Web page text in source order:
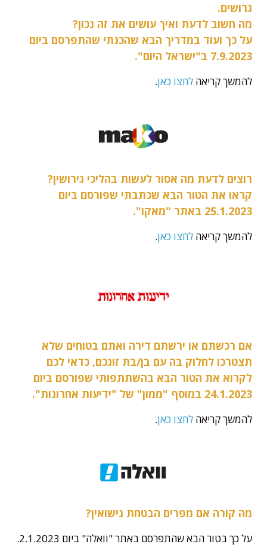
גרושים.
מה חשוב לדעת ואיך עושים את זה נכון?
על כך ועוד במדריך הבא שהכנתי שהתפרסם ביום
7.9.2023 ב"ישראל היום".
להמשך קריאה לחצו כאן.
רוצים לדעת מה אסור לעשות בהליכי גירושין?
קראו את הטור הבא שכתבתי שפורסם ביום
25.1.2023 באתר "מאקו".
להמשך קריאה לחצו כאן.
אם רכשתם או ירשתם דירה ואתם בטוחים שלא
תצטרכו לחלוק בה עם בן/בת זוגכם, כדאי לכם
לקרוא את הטור הבא בהשתתפותי שפורסם ביום
24.1.2023 במוסף "ממון" של "ידיעות אחרונות".
להמשך קריאה לחצו כאן.
מה קורה אם מפרים הבטחת נישואין?
על כך בטור הבא שהתפרסם באתר "וואלה" ביום 2.1.2023.